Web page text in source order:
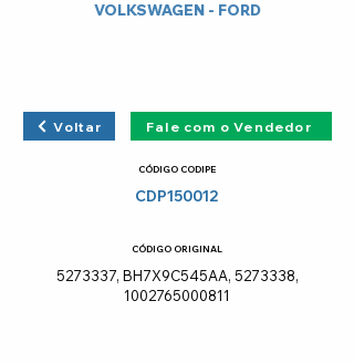
VOLKSWAGEN - FORD
Voltar Fale com o Vendedor
CÓDIGO CODIPE
CDP150012
CÓDIGO ORIGINAL
5273337, BH7X9C545AA, 5273338,
1002765000811